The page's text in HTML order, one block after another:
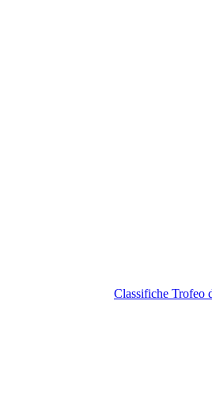
Classifiche Trofeo dei